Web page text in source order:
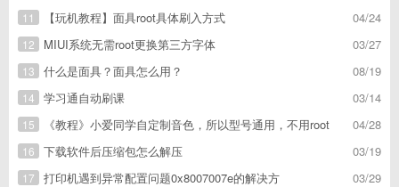
04/24
11
【玩机教程】面具root具体刷入方式
03/27
12
MIUI系统无需root更换第三方字体
08/19
13
什么是面具？面具怎么用？
03/14
14
学习通自动刷课
04/28
15
《教程》小爱同学自定制音色，所以型号通用，不用root
03/19
16
下载软件后压缩包怎么解压
03/29
17
打印机遇到异常配置问题0x8007007e的解决方